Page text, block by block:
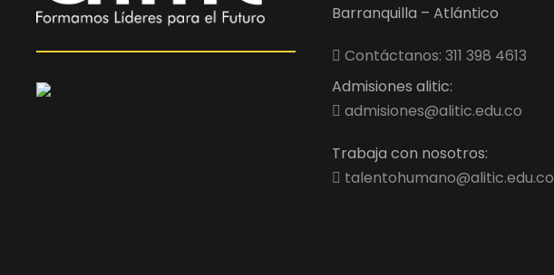
Barranquilla – Atlántico
Contáctanos: 311 398 4613
Admisiones alitic:
admisiones@alitic.edu.co
Trabaja con nosotros:
talentohumano@alitic.edu.co